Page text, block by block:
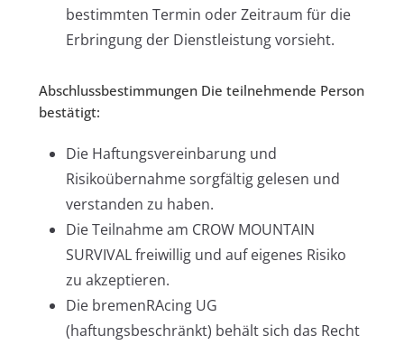
bestimmten Termin oder Zeitraum für die
Erbringung der Dienstleistung vorsieht.
Abschlussbestimmungen Die teilnehmende Person
bestätigt:
Die Haftungsvereinbarung und
Risikoübernahme sorgfältig gelesen und
verstanden zu haben.
Die Teilnahme am CROW MOUNTAIN
SURVIVAL freiwillig und auf eigenes Risiko
zu akzeptieren.
Die bremenRAcing UG
(haftungsbeschränkt) behält sich das Recht